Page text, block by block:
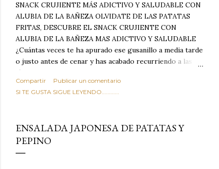
SNACK CRUJIENTE MÁS ADICTIVO Y SALUDABLE CON
ALUBIA DE LA BAÑEZA OLVIDATE DE LAS PATATAS
FRITAS, DESCUBRE EL SNACK CRUJIENTE CON
ALUBIA DE LA BAÑEZA MAS ADICTIVO Y SALUDABLE
¿Cuántas veces te ha apurado ese gusanillo a media tarde
o justo antes de cenar y has acabado recurriendo a las
típicas patatas de bolsa, frutos secos fritos o snacks
ultraprocesados llenos de grasas saturadas y sodio?
Todos hemos estado ahí. Sin embargo, cuidarse no tiene
satisface. Estas alubias crujientes al horno van a cambiar
por completo tu forma de ver las legumbres. Olvídate de
asociar las alubias únicamente a los guisos tradicionales y
Compartir
Publicar un comentario
SI TE GUSTA SIGUE LEYENDO............
ENSALADA JAPONESA DE PATATAS Y
PEPINO